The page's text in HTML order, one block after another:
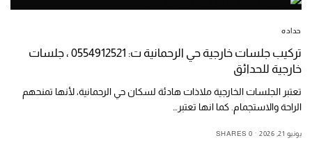
حداده
تركيب جلسات خارجية حي الرحمانية ت: 0554912521 ، جلسات
خارجية للحدائق
تعتبر الجلسات الخارجية ملاذات هادئة لسكان حي الرحمانية، لأنها تمنحهم
الراحة والاستجمام. كما انها تعتبر…
يونيو 21, 2026 0 SHARES